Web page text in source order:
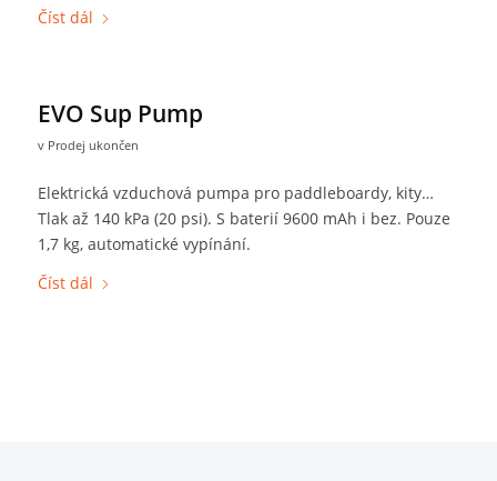
Číst dál
EVO Sup Pump
v Prodej ukončen
Elektrická vzduchová pumpa pro paddleboardy, kity…
Tlak až 140 kPa (20 psi). S baterií 9600 mAh i bez. Pouze
1,7 kg, automatické vypínání.
Číst dál